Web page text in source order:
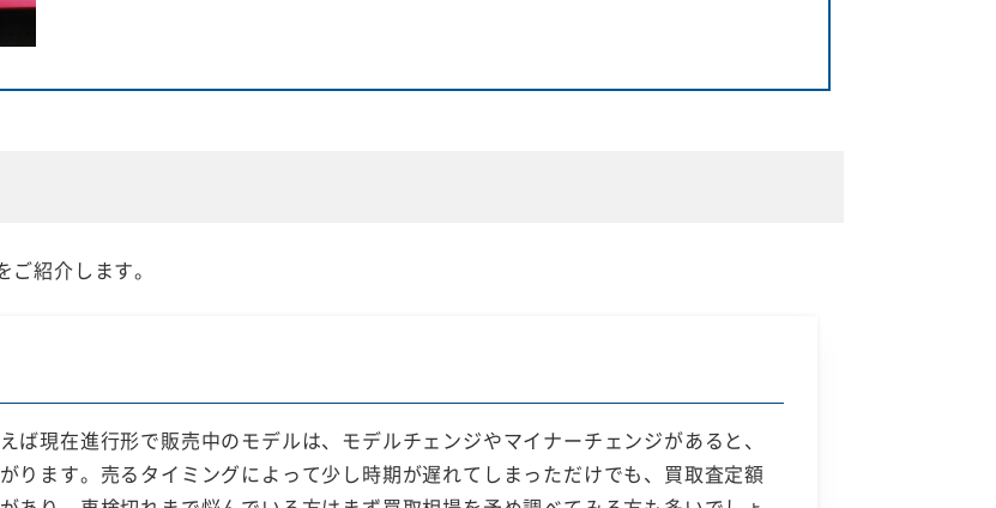
紹介します。
ば現在進行形で販売中のモデルは、モデルチェンジやマイナーチェンジがあると、
ります。売るタイミングによって少し時期が遅れてしまっただけでも、買取査定額